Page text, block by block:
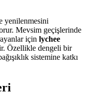
yenilenmesini
Mevsim geçişlerinde
için lychee
Özellikle dengeli bir
sistemine katkı